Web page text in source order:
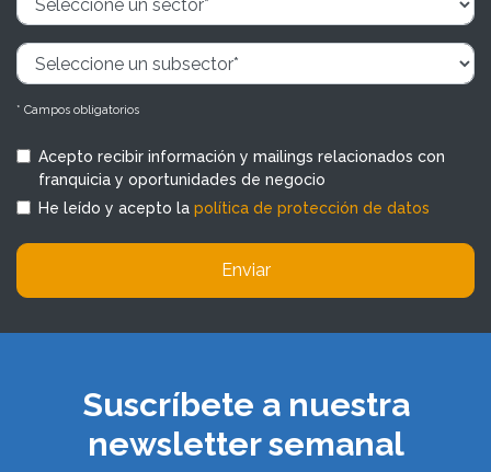
* Campos obligatorios
Acepto recibir información y mailings relacionados con
franquicia y oportunidades de negocio
He leído y acepto la política de protección de datos
Enviar
Suscríbete a nuestra
newsletter semanal